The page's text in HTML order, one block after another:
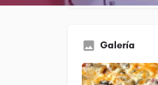
Galería